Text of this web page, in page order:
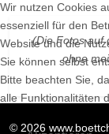
(Die Fotos auf
ohne
© 2026
Wir nutzen Cookies
essenziell für den
Website und die
Sie können selbst
Bitte beachten Sie,
alle Funktionalitäten